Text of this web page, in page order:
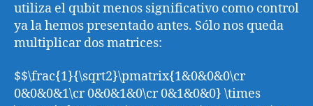
utiliza el qubit menos significativo como control
ya la hemos presentado antes. Sólo nos queda
multiplicar dos matrices:
$$\frac{1}{\sqrt2}\pmatrix{1&0&0&0\cr
0&0&0&1\cr 0&0&1&0\cr 0&1&0&0} \times